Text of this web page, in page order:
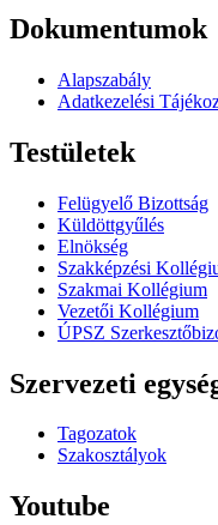
Dokumentumok
Alapszabály
Adatkezelési
Testületek
Felügyelő Bizottság
Küldöttgyűlés
Elnökség
Szakképzési
Szakmai Kollégium
Vezetői Kollégium
ÚPSZ
Szervezeti
Tagozatok
Szakosztályok
Youtube